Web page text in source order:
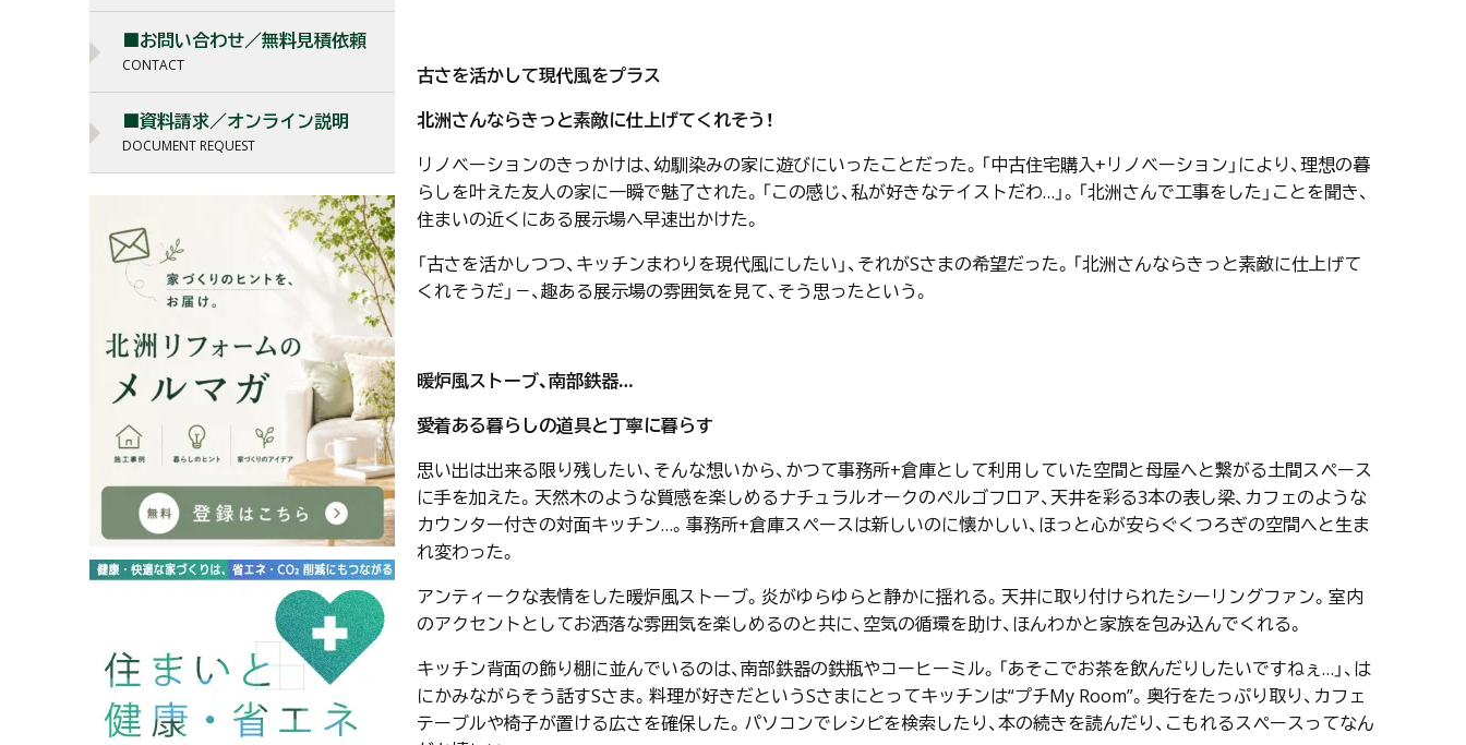
古さを活かして現代風をプラス
北洲さんならきっと素敵に仕上げてくれそう！
リノベーションのきっかけは、幼馴染みの家に遊びにいったことだった。「中古住宅購入+リノベーション」により、理想の暮
らしを叶えた友人の家に一瞬で魅了された。「この感じ、私が好きなテイストだわ…」。「北洲さんで工事をした」ことを聞き、
住まいの近くにある展示場へ早速出かけた。
「古さを活かしつつ、キッチンまわりを現代風にしたい」、それがSさまの希望だった。「北洲さんならきっと素敵に仕上げて
くれそうだ」－、趣ある展示場の雰囲気を見て、そう思ったという。
暖炉風ストーブ、南部鉄器…
愛着ある暮らしの道具と丁寧に暮らす
思い出は出来る限り残したい、そんな想いから、かつて事務所+倉庫として利用していた空間と母屋へと繋がる土間スペース
に手を加えた。天然木のような質感を楽しめるナチュラルオークのペルゴフロア、天井を彩る3本の表し梁、カフェのような
カウンター付きの対面キッチン…。事務所+倉庫スペースは新しいのに懐かしい、ほっと心が安らぐくつろぎの空間へと生ま
れ変わった。
アンティークな表情をした暖炉風ストーブ。炎がゆらゆらと静かに揺れる。天井に取り付けられたシーリングファン。室内
のアクセントとしてお洒落な雰囲気を楽しめるのと共に、空気の循環を助け、ほんわかと家族を包み込んでくれる。
キッチン背面の飾り棚に並んでいるのは、南部鉄器の鉄瓶やコーヒーミル。「あそこでお茶を飲んだりしたいですねぇ…」、は
にかみながらそう話すSさま。料理が好きだというSさまにとってキッチンは“プチMy Room”。奥行をたっぷり取り、カフェ
テーブルや椅子が置ける広さを確保した。パソコンでレシピを検索したり、本の続きを読んだり、こもれるスペースってなん
■お問い合わせ／無料見積依頼
CONTACT
■資料請求／オンライン説明
DOCUMENT REQUEST